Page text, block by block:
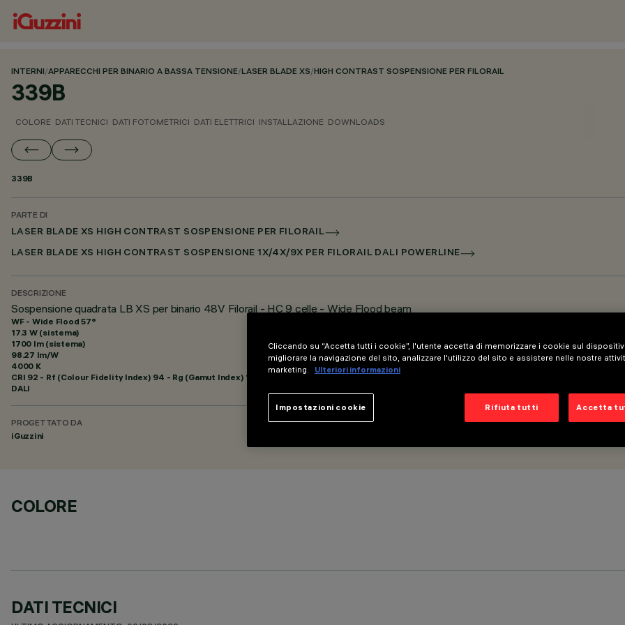
INTERNI/APPARECCHI PER BINARIO A BASSA TENSIONE/LASER BLADE XS/HIGH CONTRAST SOSPENSIONE PER FILORAIL
339B
COLORE DATI TECNICI DATI FOTOMETRICI DATI ELETTRICI INSTALLAZIONE DOWNLOADS
339B
PARTE DI
LASER BLADE XS HIGH CONTRAST SOSPENSIONE PER FILORAIL
LASER BLADE XS HIGH CONTRAST SOSPENSIONE 1X/4X/9X PER FILORAIL DALI POWERLINE
DESCRIZIONE
Sospensione quadrata LB XS per binario 48V Filorail - HC 9 celle - Wide Flood beam
WF - Wide Flood 57°
17.3 W (sistema)
1700 lm (sistema)
98.27 lm/W
4000 K
CRI 92 - Rf (Colour Fidelity Index) 94 - Rg (Gamut Index) 102
DALI
PROGETTATO DA
iGuzzini
COLORE
DATI TECNICI
Cliccando su “Accetta tutti i cookie”, l'utente accetta di memorizzare i cookie sul
migliorare la navigazione del sito, analizzare l'utilizzo del sito e assistere nelle nostre
marketing.
Ulteriori informazioni
Rifiuta tutti Accetta
Impostazioni cookie